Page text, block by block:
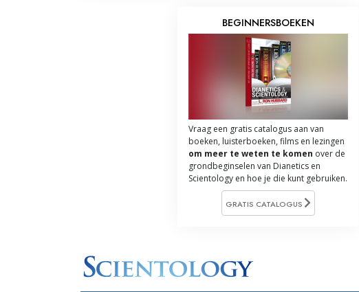
BEGINNERSBOEKEN
Vraag een gratis catalogus aan van
boeken, luisterboeken, films en lezingen
om meer te weten te komen over de
grondbeginselen van Dianetics en
Scientology en hoe je die kunt gebruiken.
GRATIS CATALOGUS